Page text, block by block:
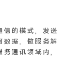
信的模式，发送
数据，做服务解
通讯领域内，